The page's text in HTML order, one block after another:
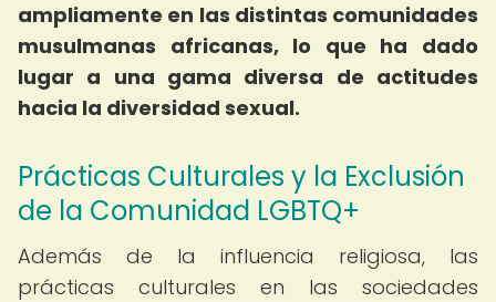
ampliamente en las distintas comunidades
musulmanas africanas, lo que ha dado
lugar a una gama diversa de actitudes
hacia la diversidad sexual.
Prácticas Culturales y la Exclusión
de la Comunidad LGBTQ+
Además de la influencia religiosa, las
prácticas culturales en las sociedades